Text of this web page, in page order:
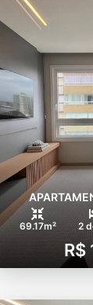
69.17m² 2
R$